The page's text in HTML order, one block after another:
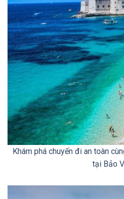
Khám phá chuyến đi an toàn
tại Bảo